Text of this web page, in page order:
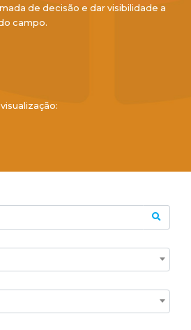
de decisão e dar visibilidade a
campo.